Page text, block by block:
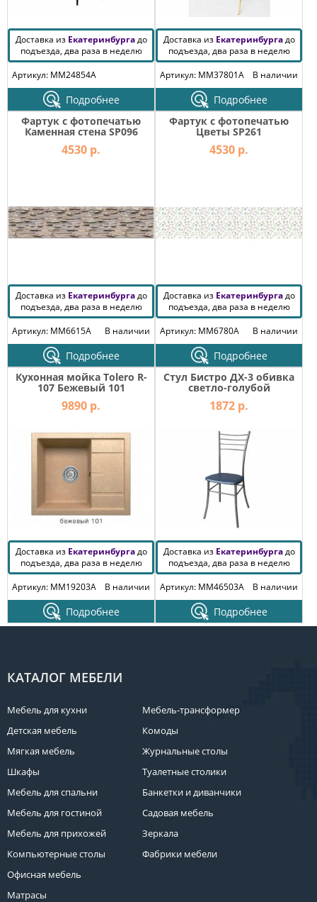
Доставка из Екатеринбургадо
подъезда, два раза в неделю
Артикул: MM24854A
Подробнее
Доставка из Екатеринбургадо
подъезда, два раза в неделю
Артикул: MM37801A
В наличии
Подробнее
Фартук с фотопечатью
Каменная стена SP096
4530 р.
Доставка из Екатеринбургадо
подъезда, два раза в неделю
Артикул: MM6615A
В наличии
Подробнее
Фартук с фотопечатью
Цветы SP261
4530 р.
Доставка из Екатеринбургадо
подъезда, два раза в неделю
Артикул: MM6780A
В наличии
Подробнее
Кухонная мойка Tolero R-
107 Бежевый 101
9890 р.
Доставка из Екатеринбургадо
подъезда, два раза в неделю
Артикул: MM19203A
В наличии
Подробнее
Стул Бистро ДХ-3 обивка
светло-голубой
1872 р.
Доставка из Екатеринбургадо
подъезда, два раза в неделю
Артикул: MM46503A
В наличии
Подробнее
КАТАЛОГ МЕБЕЛИ
Мебель для кухни
Детская мебель
Мягкая мебель
Шкафы
Мебель для спальни
Мебель для гостиной
Мебель для прихожей
Компьютерные столы
Офисная мебель
Матрасы
Мебель-трансформер
Комоды
Журнальные столы
Туалетные столики
Банкетки и диванчики
Садовая мебель
Зеркала
Фабрики мебели